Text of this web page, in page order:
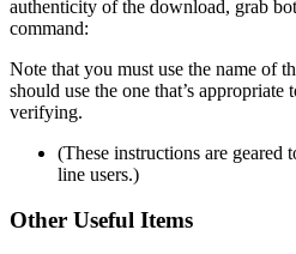
authenticity of the download, grab
command:
Note that you must use the name of
should use the one that’s appropriate
verifying.
(These instructions are
line users.)
Other Useful Items